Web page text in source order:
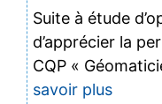
Suite à étude
d’apprécier la
CQP «
savoir plus